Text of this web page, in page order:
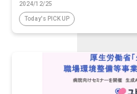
2024/12/25
Today's PICK UP